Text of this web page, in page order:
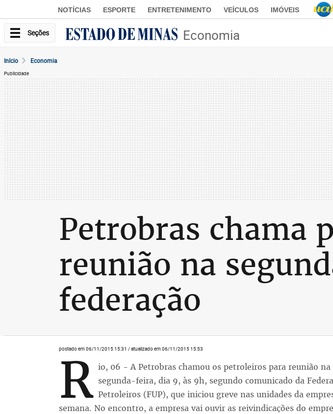
NOTÍCIAS ESPORTE ENTRETENIMENTO VEÍCULOS IMÓVEIS
Seções Economia
Início Economia
Publicidade
Petrobras chama
reunião na
federação
postado em 06/11/2015 15:31 / atualizado em 06/11/2015 15:53
R io, 06 - A Petrobras chamou os petroleiros para reunião
segunda-feira, dia 9, às 9h, segundo comunicado da
Petroleiros (FUP), que iniciou greve nas unidades da
semana. No encontro, a empresa vai ouvir as reivindicações do